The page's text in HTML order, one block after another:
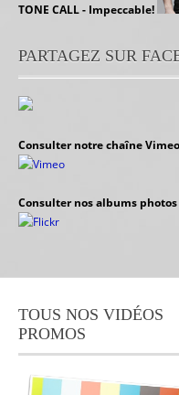
TONE CALL - Impeccable!
PARTAGEZ SUR
Consulter notre chaîne Vimeo
Consulter nos albums
TOUS NOS VIDÉOS
PROMOS